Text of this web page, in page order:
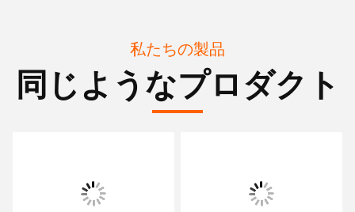
私たちの製品
同じようなプロダクト